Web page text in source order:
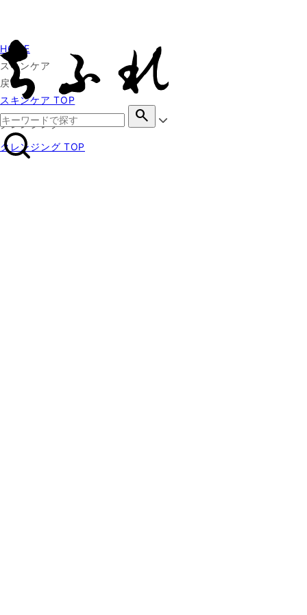
search
HOME
スキンケア
戻る
スキンケア TOP
クレンジング
クレンジング TOP